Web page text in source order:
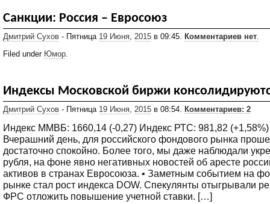
Санкции: Россия – Евросоюз
Дмитрий Сухов - Пятница 19 Июня 2015 в 09:45. Комментариев нет
Filed under Юмор
Индексы Московской биржи
Дмитрий Сухов - Пятница 19 Июня, 2015 в 08:54. Комментариев: 2
Индекс ММВБ: 1660,14 (-0,27) Индекс РТС: 981,82 (+1,58%)
Вчерашний день, для российского фондового рынка
достаточно спокойно. Более того, мы даже наблюдали
рубля, на фоне явно негативных новостей об аресте
активов в странах Евросоюза. • Заметным событием на
рынке стал рост индекса DOW. Спекулянты отыгрывали
ФРС отложить повышение учетной ставки. […]